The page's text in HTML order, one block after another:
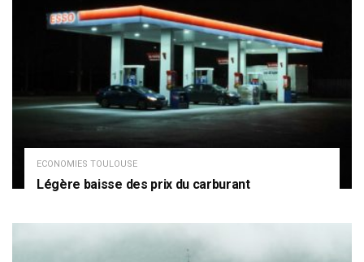
ECONOMIES TOULOUSE
Légère baisse des prix du carburant